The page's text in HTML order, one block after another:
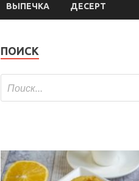
ВЫПЕЧКА ДЕСЕРТ
ПОИСК